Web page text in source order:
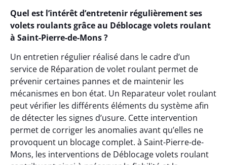
Quel est l’intérêt d’entretenir régulièrement ses
volets roulants grâce au Déblocage volets roulant
à Saint-Pierre-de-Mons ?
Un entretien régulier réalisé dans le cadre d’un
service de Réparation de volet roulant permet de
prévenir certaines pannes et de maintenir les
mécanismes en bon état. Un Reparateur volet roulant
peut vérifier les différents éléments du système afin
de détecter les signes d’usure. Cette intervention
permet de corriger les anomalies avant qu’elles ne
provoquent un blocage complet. à Saint-Pierre-de-
Mons, les interventions de Déblocage volets roulant